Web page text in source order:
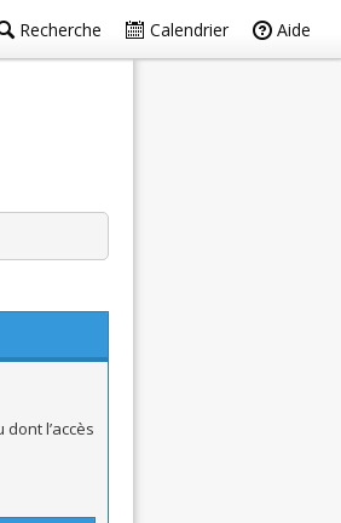
Recherche Calendrier Aide
l’accès